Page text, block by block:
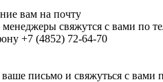
вам на почту
свяжутся с вами по
+7 (4852) 72-64-70
письмо и свяжуться с вами